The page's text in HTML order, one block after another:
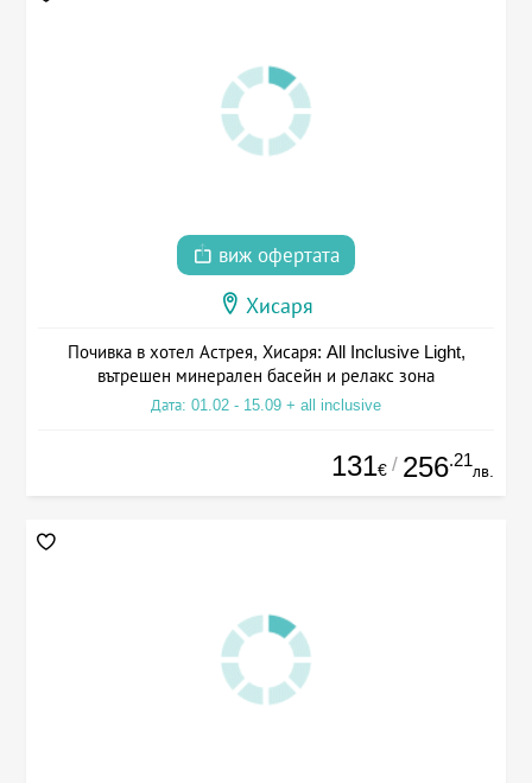
виж офертата
Хисаря
Почивка в хотел Астрея, Хисаря: All Inclusive Light,
вътрешен минерален басейн и релакс зона
Дата: 01.02 - 15.09 + all inclusive
131€ / 256.21
лв.